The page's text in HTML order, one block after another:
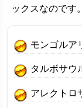
ックスなのです。
モンゴル
タルボサ
アレクト